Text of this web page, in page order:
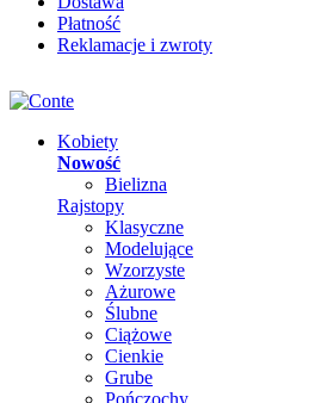
Płatność
Reklamacje i zwroty
Kobiety
Nowość
Bielizna
Rajstopy
Klasyczne
Modelujące
Wzorzyste
Ażurowe
Ślubne
Ciążowe
Cienkie
Grube
Pończochy